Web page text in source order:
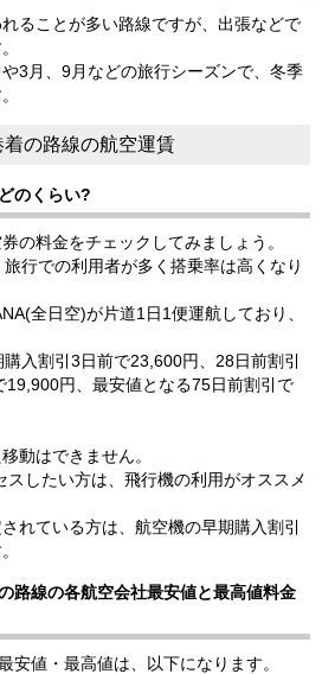
ることが多い路線ですが、出張などで
3月、9月などの旅行シーズンで、冬季
の路線の航空運賃
のくらい?
の料金をチェックしてみましょう。
行での利用者が多く搭乗率は高くなり
全日空)が片道1日1便運航しており、
入割引3日前で23,600円、28日前割引
円、最安値となる75日前割引で
動はできません。
したい方は、飛行機の利用がオススメ
れている方は、航空機の早期購入割引
路線の各航空会社最安値と最高値料金
安値・最高値は、以下になります。